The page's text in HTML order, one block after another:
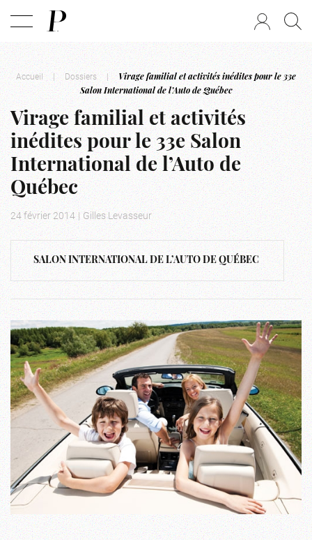
Accueil | Dossiers |
Virage familial et activités inédites pour le 33e
Salon International de l’Auto de Québec
Virage familial et activités
inédites pour le 33e Salon
International de l’Auto de
Québec
24 février 2014 | Gilles Levasseur
SALON INTERNATIONAL DE L’AUTO DE QUÉBEC